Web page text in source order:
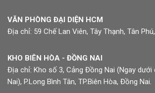
VĂN PHÒNG ĐẠI DIỆN HCM
Địa chỉ: 59 Chế Lan Viên, Tây Thạnh, Tân Phú,
KHO BIÊN HÒA - ĐỒNG NAI
Địa chỉ: Kho số 3, Cảng Đồng Nai (Ngay dưới
Nai), P.Long Bình Tân, TP.Biên Hòa, Đồng Nai.